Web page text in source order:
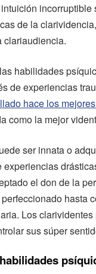
incorruptible
de la
clariaudiencia.
habilidades
de experiencias
hace los
como la mejor
ser innata o
experiencias
el don de la
hasta
Los
sus súper